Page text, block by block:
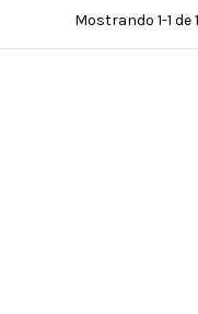
Mostrando 1-1